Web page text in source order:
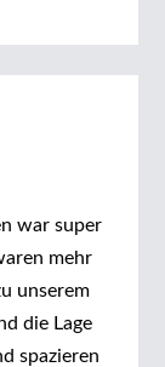
war super
mehr
unserem
die Lage
spazieren